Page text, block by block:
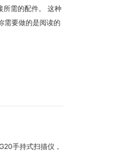
所需的配件。 这种
需要做的是阅读的
手持式扫描仪，